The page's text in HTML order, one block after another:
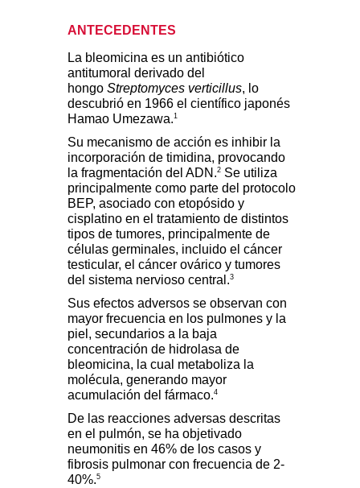
ANTECEDENTES
La bleomicina es un antibiótico
antitumoral derivado del
hongo Streptomyces verticillus, lo
descubrió en 1966 el científico japonés
Hamao Umezawa.1
Su mecanismo de acción es inhibir la
incorporación de timidina, provocando
la fragmentación del ADN.2 Se utiliza
principalmente como parte del protocolo
BEP, asociado con etopósido y
cisplatino en el tratamiento de distintos
tipos de tumores, principalmente de
células germinales, incluido el cáncer
testicular, el cáncer ovárico y tumores
del sistema nervioso central.3
Sus efectos adversos se observan con
mayor frecuencia en los pulmones y la
piel, secundarios a la baja
concentración de hidrolasa de
bleomicina, la cual metaboliza la
molécula, generando mayor
acumulación del fármaco.4
De las reacciones adversas descritas
en el pulmón, se ha objetivado
neumonitis en 46% de los casos y
fibrosis pulmonar con frecuencia de 2-
40%.5